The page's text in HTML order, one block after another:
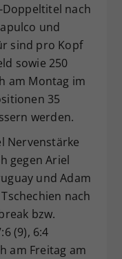
Doppeltitel nach
und
sind pro Kopf
sowie 250
am Montag im
35
werden.
Nervenstärke
gegen Ariel
und Adam
nach
bzw.
(9), 6:4
am Freitag am